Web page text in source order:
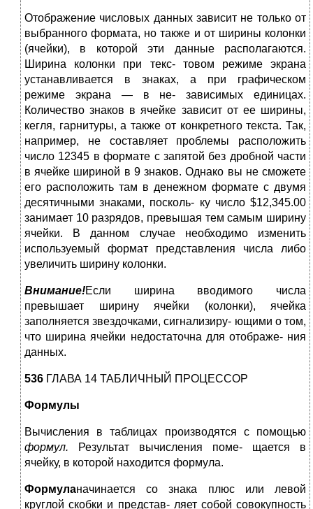
Отображение числовых данных зависит не только от
выбранного формата, но также и от ширины колонки
(ячейки), в которой эти данные располагаются.
Ширина колонки при текс- товом режиме экрана
устанавливается в знаках, а при графическом
режиме экрана — в не- зависимых единицах.
Количество знаков в ячейке зависит от ее ширины,
кегля, гарнитуры, а также от конкретного текста. Так,
например, не составляет проблемы расположить
число 12345 в формате с запятой без дробной части
в ячейке шириной в 9 знаков. Однако вы не сможете
его расположить там в денежном формате с двумя
десятичными знаками, посколь- ку число $12,345.00
занимает 10 разрядов, превышая тем самым ширину
ячейки. В данном случае необходимо изменить
используемый формат представления числа либо
увеличить ширину колонки.
Внимание!Если ширина вводимого числа
превышает ширину ячейки (колонки), ячейка
заполняется звездочками, сигнализиру- ющими о том,
что ширина ячейки недостаточна для отображе- ния
данных.
536 ГЛАВА 14 ТАБЛИЧНЫЙ ПРОЦЕССОР
Формулы
Вычисления в таблицах производятся с помощью
формул. Результат вычисления поме- щается в
ячейку, в которой находится формула.
Формуланачинается со знака плюс или левой
круглой скобки и представ- ляет собой совокупность